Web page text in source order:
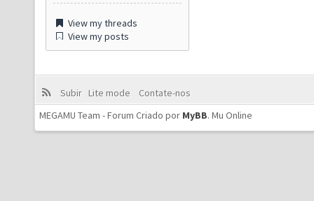
View my threads
View my posts
Subir Lite mode
Contate-nos
MEGAMU Team - Forum Criado por MyBB. Mu Online